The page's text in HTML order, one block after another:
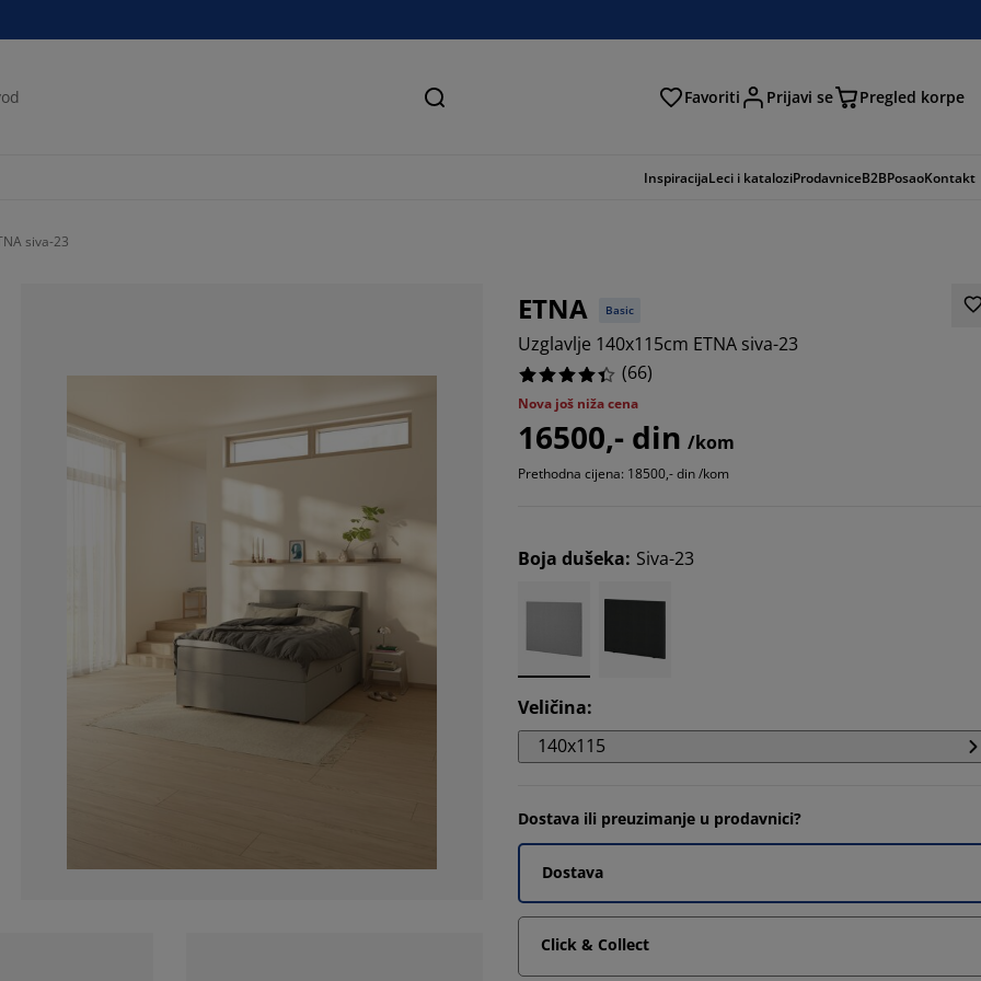
Pretraga Favoriti Prijavi se Pregled korpe
InspiracijaLeci i kataloziProdavniceB2BPosaoKontakt
siva-23
ETNA Basic
Uzglavlje 140x115cm ETNA siva-23
(66)
Nova još niža cena
16500,- din /kom
Prethodna cijena: 18500,- din /kom
Boja dušeka: Siva-23
Veličina:
140x115
Dostava ili preuzimanje u prodavnici?
Dostava
Click & Collect
63.63636363636363%
19.696969696969695%
12.121212121212121%
3.0303030303030303%
1.5151515151515151%